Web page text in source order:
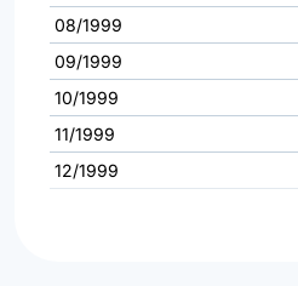
08/1999
09/1999
10/1999
11/1999
12/1999